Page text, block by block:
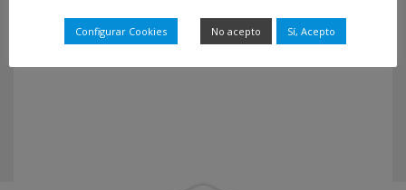
Configurar Cookies No acepto Sí, Acepto